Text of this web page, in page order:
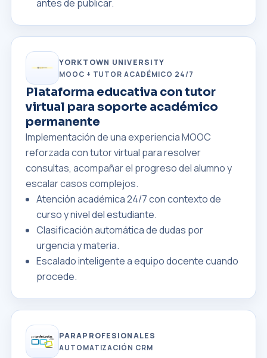
antes de publicar.
YORKTOWN UNIVERSITY
MOOC + TUTOR ACADÉMICO 24/7
Plataforma educativa con tutor
virtual para soporte académico
permanente
Implementación de una experiencia MOOC
reforzada con tutor virtual para resolver
consultas, acompañar el progreso del alumno y
escalar casos complejos.
Atención académica 24/7 con contexto de
curso y nivel del estudiante.
Clasificación automática de dudas por
urgencia y materia.
Escalado inteligente a equipo docente cuando
procede.
PARAPROFESIONALES
AUTOMATIZACIÓN CRM